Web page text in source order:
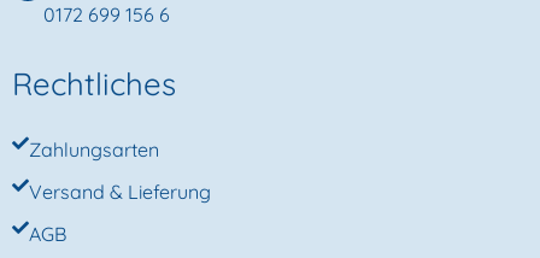
0172 699 156 6
Rechtliches
Zahlungsarten
Versand & Lieferung
AGB